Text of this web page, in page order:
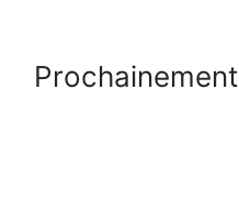
Prochainement